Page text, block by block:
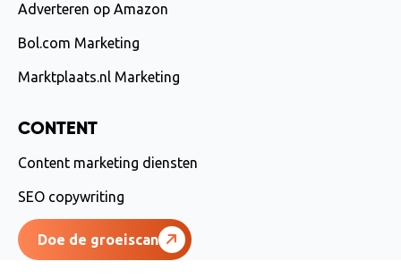
Adverteren op Amazon
Bol.com Marketing
Marktplaats.nl Marketing
CONTENT
Content marketing diensten
SEO copywriting
Doe de groeiscan